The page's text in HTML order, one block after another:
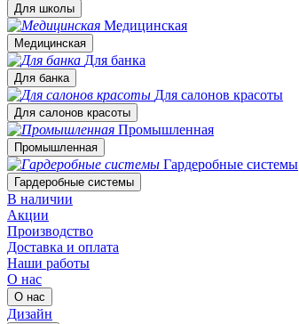
Для школы
Медицинская
Медицинская
Для банка
Для банка
Для салонов красоты
Для салонов красоты
Промышленная
Промышленная
Гардеробные системы
Гардеробные системы
В наличии
Акции
Производство
Доставка и оплата
Наши работы
О нас
О нас
Дизайн